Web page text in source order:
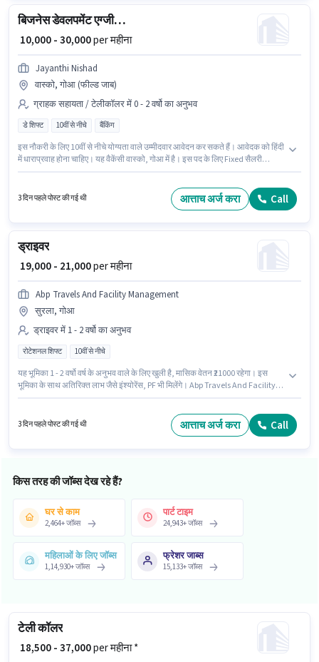
बिजनेस डेवलपमेंट एग्जीक्यूटिव
₹ 10,000 - 30,000per महीना
Jayanthi Nishad
वास्को, गोआ (फील्ड जाब)
ग्राहक सहायता / टेलीकॉलर में 0 - 2 वर्षो का अनुभव
डे शिफ्ट 10वीं से नीचे बैंकिंग
इस नौकरी के लिए 10वीं से नीचे योग्यता वाले उम्मीदवार आवेदन कर सकते हैं। आवेदक को हिंदी
में धाराप्रवाह होना चाहिए। यह वैकेंसी वास्को, गोआ में है। इस पद के लिए Fixed सैलरी
प्रति सप्ताह है।
3 दिन पहले पोस्ट की गई थी आत्ताच अर्ज करा Call
ड्राइवर
₹ 19,000 - 21,000per महीना
Abp Travels And Facility Management
सुरला, गोआ
ड्राइवर में 1 - 2 वर्षो का अनुभव
रोटेशनल शिफ्ट 10वीं से नीचे
यह भूमिका 1 - 2 वर्षो वर्ष के अनुभव वाले के लिए खुली है, मासिक वेतन ₹21000 रहेगा। इस
भूमिका के साथ अतिरिक्त लाभ जैसे इंश्योरेंस, PF भी मिलेंगे। Abp Travels And Facility
उम्मीदवार आवेदन कर सकते हैं।
3 दिन पहले पोस्ट की गई थी आत्ताच अर्ज करा Call
किस तरह की जॉब्स देख रहे हैं?
घर से काम
2,464+जॉब्स
पार्ट टाइम
24,943+जॉब्स
महिलाओं के लिए जॉब्स
1,14,930+जॉब्स
फ्रेशर जाब्स
15,133+जॉब्स
टेली कॉलर
₹ 18,500 - 37,000per महीना *